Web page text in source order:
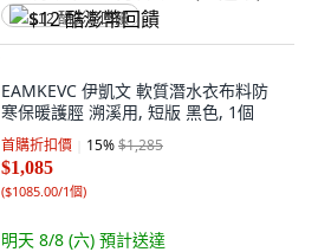
$12 酷澎幣回饋
EAMKEVC 伊凱文 軟質潛水衣布料防
寒保暖護脛 溯溪用, 短版 黑色, 1個
首購折扣價 15%$1,285
$1,085
($1085.00/1個)
明天 8/8 (六) 預計送達